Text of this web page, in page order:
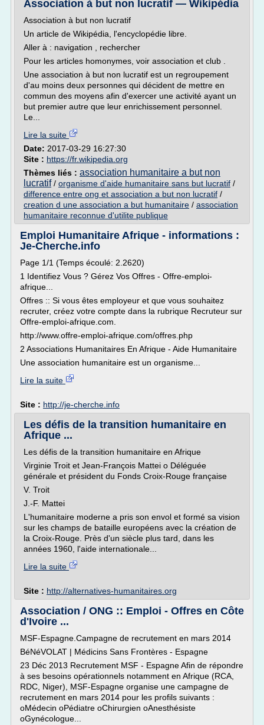
Association à but non lucratif — Wikipédia
Association à but non lucratif
Un article de Wikipédia, l'encyclopédie libre.
Aller à : navigation , rechercher
Pour les articles homonymes, voir association et club .
Une association à but non lucratif est un regroupement
d'au moins deux personnes qui décident de mettre en
commun des moyens afin d'exercer une activité ayant un
but premier autre que leur enrichissement personnel.
Le...
Lire la suite
Date: 2017-03-29 16:27:30
Site : https://fr.wikipedia.org
Thèmes liés : association humanitaire a but non
lucratif/ organisme d'aide humanitaire sans but lucratif /
difference entre ong et association a but non lucratif /
creation d une association a but humanitaire / association
humanitaire reconnue d'utilite publique
Emploi Humanitaire Afrique - informations :
Je-Cherche.info
Page 1/1 (Temps écoulé: 2.2620)
1 Identifiez Vous ? Gérez Vos Offres - Offre-emploi-
afrique...
Offres :: Si vous êtes employeur et que vous souhaitez
recruter, créez votre compte dans la rubrique Recruteur sur
Offre-emploi-afrique.com.
http://www.offre-emploi-afrique.com/offres.php
2 Associations Humanitaires En Afrique - Aide Humanitaire
Une association humanitaire est un organisme...
Lire la suite
Site : http://je-cherche.info
Les défis de la transition humanitaire en
Afrique ...
Les défis de la transition humanitaire en Afrique
Virginie Troit et Jean-François Mattei o Déléguée
générale et président du Fonds Croix-Rouge française
V. Troit
J.-F. Mattei
L'humanitaire moderne a pris son envol et formé sa vision
sur les champs de bataille européens avec la création de
la Croix-Rouge. Près d'un siècle plus tard, dans les
années 1960, l'aide internationale...
Lire la suite
Site : http://alternatives-humanitaires.org
Association / ONG :: Emploi - Offres en Côte
d'Ivoire ...
MSF-Espagne.Campagne de recrutement en mars 2014
BéNéVOLAT | Médicins Sans Frontères - Espagne
23 Déc 2013 Recrutement MSF - Espagne Afin de répondre
à ses besoins opérationnels notamment en Afrique (RCA,
RDC, Niger), MSF-Espagne organise une campagne de
recrutement en mars 2014 pour les profils suivants :
oMédecin oPédiatre oChirurgien oAnesthésiste
oGynécologue...